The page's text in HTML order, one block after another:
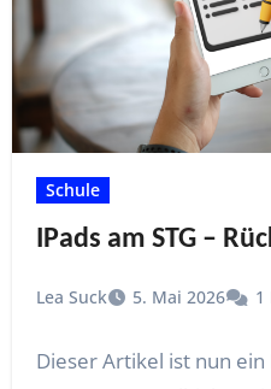
Schule
IPads am STG –
Lea Suck 5. Mai 2026 1
Dieser Artikel ist nun ein